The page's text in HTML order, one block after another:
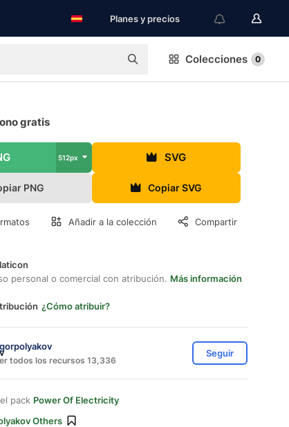
Planes y precios
Colecciones 0
gratis
512px SVG
PNG Copiar SVG
Añadir a la colección Compartir
personal o comercial con atribución. Más información
¿Cómo atribuir?
todos los recursos 13,336
Seguir
pack Power Of Electricity
Others